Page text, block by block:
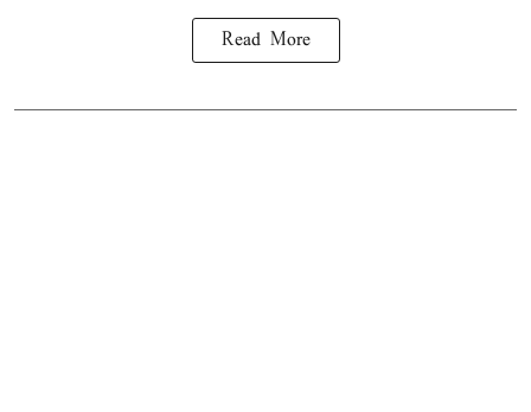
Read More